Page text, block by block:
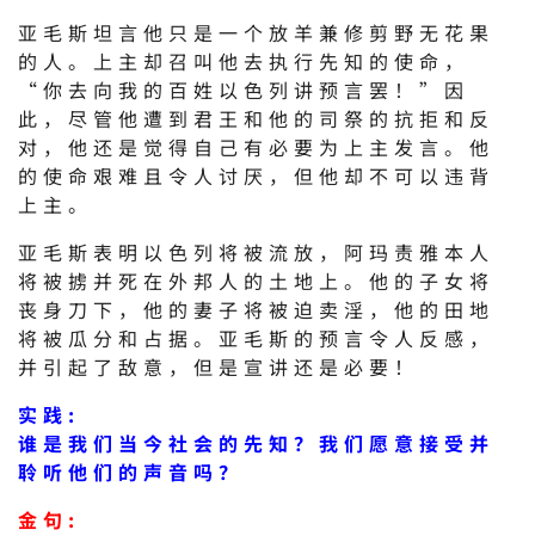
亚毛斯坦言他只是一个放羊兼修剪野无花果
的人。上主却召叫他去执行先知的使命，
“你去向我的百姓以色列讲预言罢！”因
此，尽管他遭到君王和他的司祭的抗拒和反
对，他还是觉得自己有必要为上主发言。他
的使命艰难且令人讨厌，但他却不可以违背
上主。
亚毛斯表明以色列将被流放，阿玛责雅本人
将被掳并死在外邦人的土地上。他的子女将
丧身刀下，他的妻子将被迫卖淫，他的田地
将被瓜分和占据。亚毛斯的预言令人反感，
并引起了敌意，但是宣讲还是必要！
实践:
谁是我们当今社会的先知？我们愿意接受并
聆听他们的声音吗？
金句: